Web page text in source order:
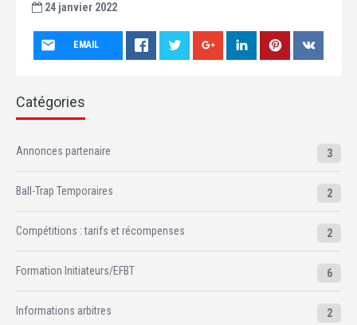
24 janvier 2022
EMAIL
Catégories
Annonces partenaire 3
Ball-Trap Temporaires 2
Compétitions : tarifs et récompenses 2
Formation Initiateurs/EFBT 6
Informations arbitres 2